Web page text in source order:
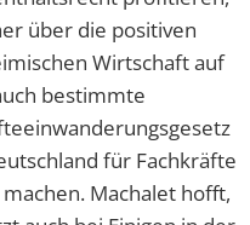
über die positiven
Wirtschaft auf
bestimmte
für Fachkräfte
Machalet hofft,